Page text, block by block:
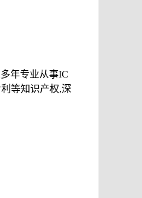
年专业从事IC
等知识产权,深